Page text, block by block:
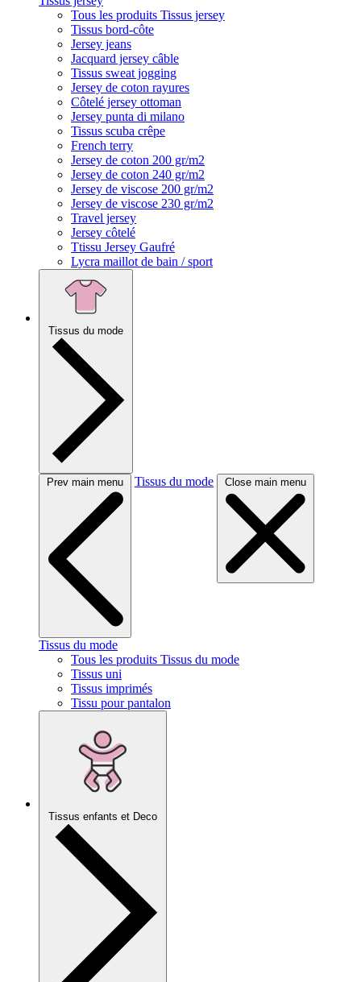
Tous les produits Tissus jersey
Tissus bord-côte
Jersey jeans
Jacquard jersey câble
Tissus sweat jogging
Jersey de coton rayures
Côtelé jersey ottoman
Jersey punta di milano
Tissus scuba crêpe
French terry
Jersey de coton 200 gr/m2
Jersey de coton 240 gr/m2
Jersey de viscose 200 gr/m2
Jersey de viscose 230 gr/m2
Travel jersey
Jersey côtelé
Ttissu Jersey Gaufré
Lycra maillot de bain / sport
Tissus du mode
Prev main menu Tissus du mode Close main menu
Tissus du mode
Tous les produits Tissus du mode
Tissus uni
Tissus imprimés
Tissu pour pantalon
Tissus enfants et Deco